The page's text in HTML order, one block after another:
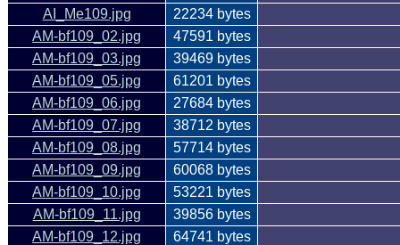
AI_Me109.jpg
22234 bytes
AM-bf109_02.jpg
47591 bytes
AM-bf109_03.jpg
39469 bytes
AM-bf109_05.jpg
61201 bytes
AM-bf109_06.jpg
27684 bytes
AM-bf109_07.jpg
38712 bytes
AM-bf109_08.jpg
57714 bytes
AM-bf109_09.jpg
60068 bytes
AM-bf109_10.jpg
53221 bytes
AM-bf109_11.jpg
39856 bytes
AM-bf109_12.jpg
64741 bytes